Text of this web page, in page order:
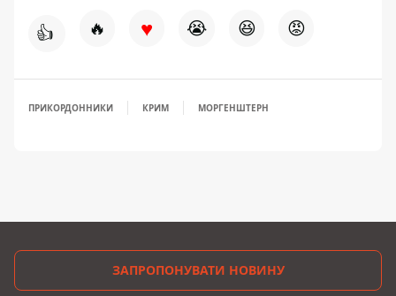
👍 🔥 ♥ 😭 😆 😡
ПРИКОРДОННИКИ КРИМ МОРГЕНШТЕРН
ЗАПРОПОНУВАТИ НОВИНУ